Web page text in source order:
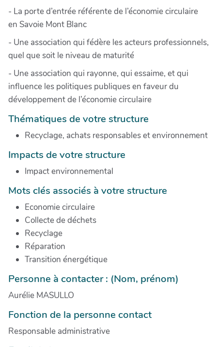
- La porte d’entrée référente de l’économie circulaire
en Savoie Mont Blanc
- Une association qui fédère les acteurs professionnels,
quel que soit le niveau de maturité
- Une association qui rayonne, qui essaime, et qui
influence les politiques publiques en faveur du
développement de l’économie circulaire
Thématiques de votre structure
Recyclage, achats responsables et environnement
Impacts de votre structure
Impact environnemental
Mots clés associés à votre structure
Economie circulaire
Collecte de déchets
Recyclage
Réparation
Transition énergétique
Personne à contacter : (Nom, prénom)
Aurélie MASULLO
Fonction de la personne contact
Responsable administrative